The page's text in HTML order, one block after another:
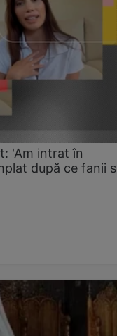
'Am intrat în
după ce fanii